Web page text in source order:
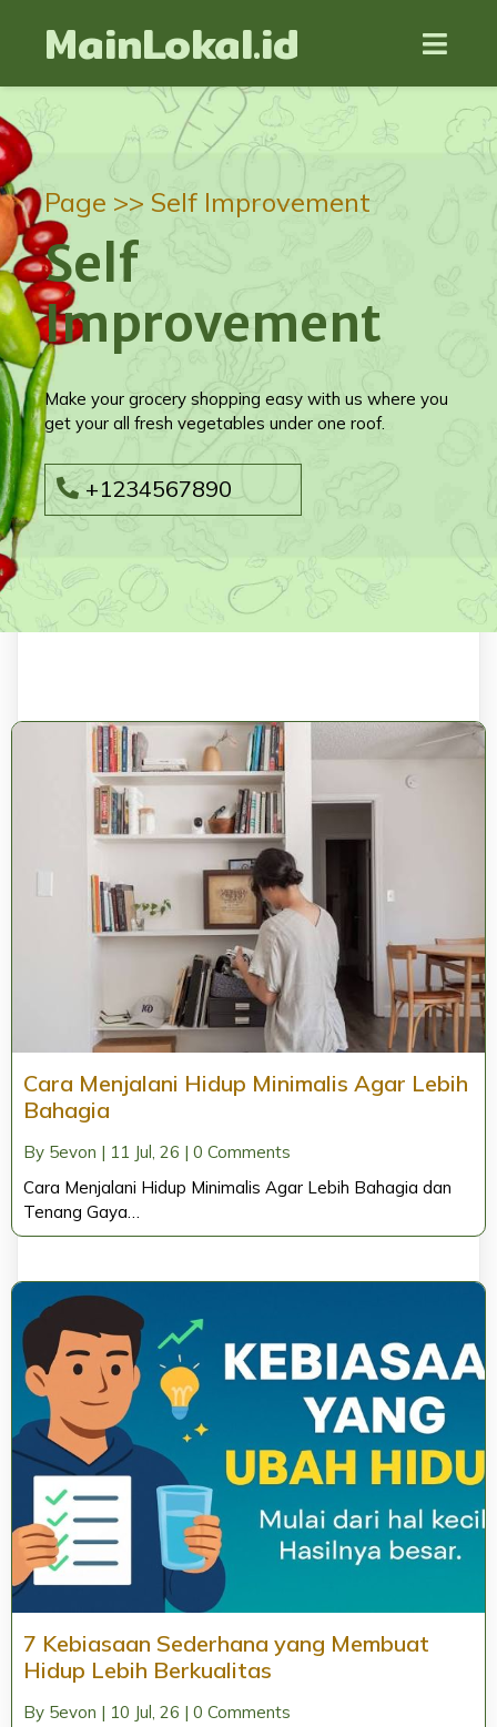
MainLokal.id
Page >> Self Improvement
Self
Improvement
Make your grocery shopping easy with us where you
get your all fresh vegetables under one roof.
+1234567890
Cara Menjalani Hidup Minimalis Agar Lebih
Bahagia
By 5evon | 11 Jul, 26 | 0 Comments
Cara Menjalani Hidup Minimalis Agar Lebih Bahagia dan
Tenang Gaya…
7 Kebiasaan Sederhana yang Membuat
Hidup Lebih Berkualitas
By 5evon | 10 Jul, 26 | 0 Comments